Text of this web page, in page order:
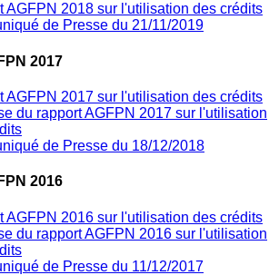
AGFPN 2018 sur l'utilisation des crédits
de Presse du 21/11/2019
2017
AGFPN 2017 sur l'utilisation des crédits
du rapport AGFPN 2017 sur l'utilisation
de Presse du 18/12/2018
2016
AGFPN 2016 sur l'utilisation des crédits
du rapport AGFPN 2016 sur l'utilisation
de Presse du 11/12/2017